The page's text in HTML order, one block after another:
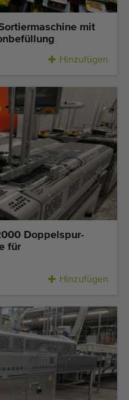
mit
Hinzufügen
Doppelspur-
für
Hinzufügen